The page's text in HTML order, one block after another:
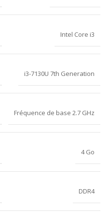
Intel Core i3
i3-7130U 7th Generation
Fréquence de base 2.7 GHz
4 Go
DDR4